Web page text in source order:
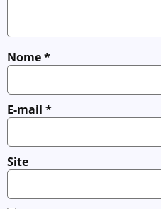
Nome*
E-mail *
Site